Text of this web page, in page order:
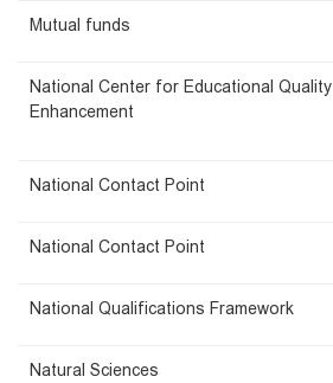
Mutual funds
National Center for Educational Quality
Enhancement
National Contact Point
National Contact Point
National Qualifications Framework
Natural Sciences